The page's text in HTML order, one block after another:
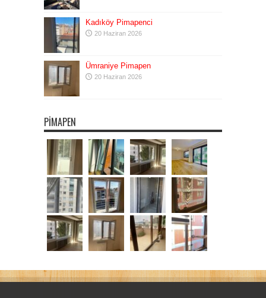
Kadıköy Pimapenci
20 Haziran 2026
Ümraniye Pimapen
20 Haziran 2026
PIMAPEN